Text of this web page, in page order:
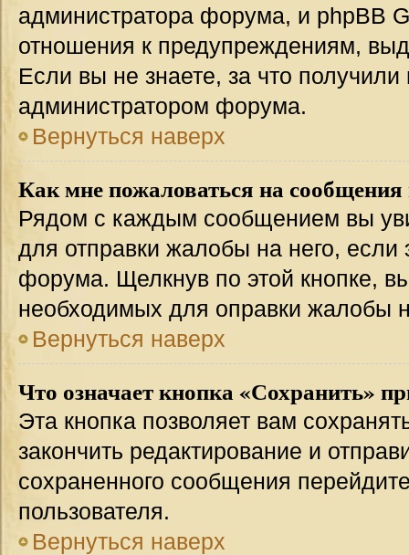
администратора форума, и phpBB
отношения к предупреждениям,
Если вы не знаете, за что
администратором форума.
Вернуться наверх
Как мне пожаловаться на сообщения
Рядом с каждым сообщением вы
для отправки жалобы на него,
форума. Щелкнув по этой кнопке,
необходимых для оправки жалобы
Вернуться наверх
Что означает кнопка «Сохранить»
Эта кнопка позволяет вам
закончить редактирование и
сохраненного сообщения
пользователя.
Вернуться наверх